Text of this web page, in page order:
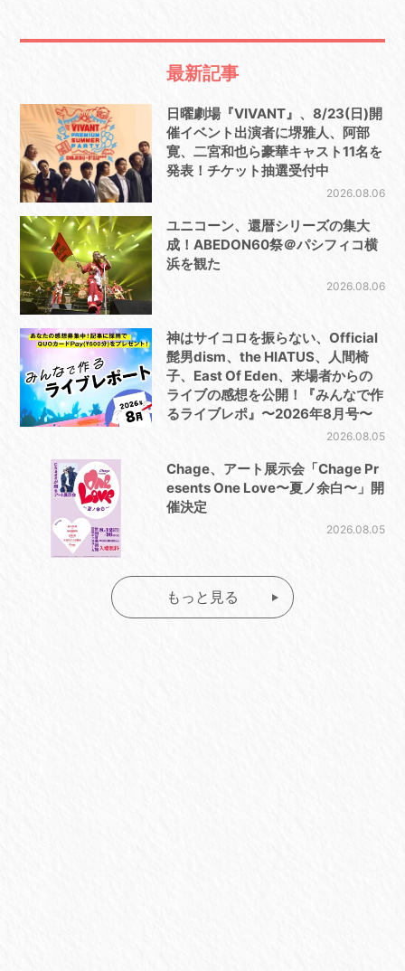
最新記事
日曜劇場『VIVANT』、8/23(日)開
催イベント出演者に堺雅人、阿部
寛、二宮和也ら豪華キャスト11名を
発表！チケット抽選受付中
2026.08.06
ユニコーン、還暦シリーズの集大
成！ABEDON60祭＠パシフィコ横
浜を観た
2026.08.06
神はサイコロを振らない、Official
髭男dism、the HIATUS、人間椅
子、East Of Eden、来場者からの
ライブの感想を公開！『みんなで作
るライブレポ』〜2026年8月号〜
2026.08.05
Chage、アート展示会「Chage Pr
esents One Love〜夏ノ余白〜」開
催決定
2026.08.05
もっと見る